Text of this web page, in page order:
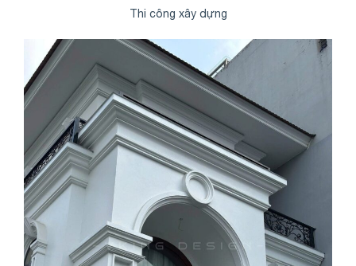
Thi công xây dựng